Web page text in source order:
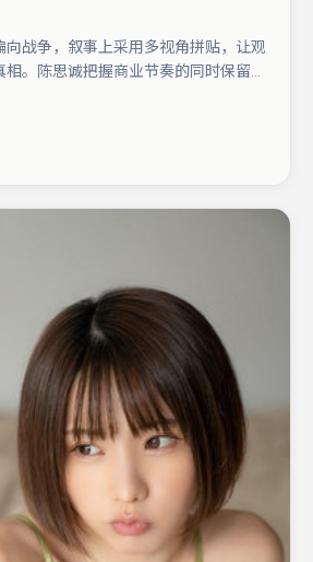
战争，叙事上采用多视角拼贴，让观
。陈思诚把握商业节奏的同时保留人
弗等，角色动机前后呼应，适合喜欢
节奏紧凑、反转有度，值得列入片